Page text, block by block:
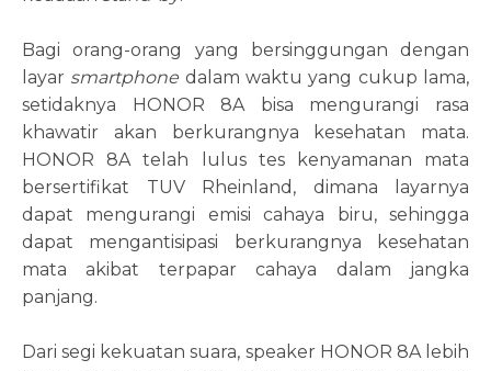
Bagi orang-orang yang bersinggungan dengan
layar smartphone dalam waktu yang cukup lama,
setidaknya HONOR 8A bisa mengurangi rasa
khawatir akan berkurangnya kesehatan mata.
HONOR 8A telah lulus tes kenyamanan mata
bersertifikat TUV Rheinland, dimana layarnya
dapat mengurangi emisi cahaya biru, sehingga
dapat mengantisipasi berkurangnya kesehatan
mata akibat terpapar cahaya dalam jangka
panjang.
Dari segi kekuatan suara, speaker HONOR 8A lebih